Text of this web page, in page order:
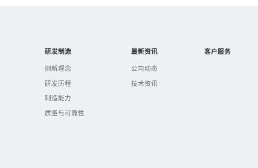
研发制造
创新理念
研发历程
制造能力
质量与可靠性
最新资讯
公司动态
技术资讯
客户服务